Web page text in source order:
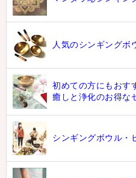
人気のシンギングボ
初めての方にもおす
癒しと浄化のお得な
シンギングボウル・